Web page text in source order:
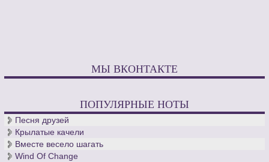
МЫ ВКОНТАКТЕ
ПОПУЛЯРНЫЕ НОТЫ
Песня друзей
Крылатые качели
Вместе весело шагать
Wind Of Change